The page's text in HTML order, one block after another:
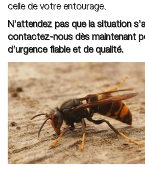
celle de votre entourage.
N’attendez pas que la situation
contactez-nous dès maintenant
d’urgence fiable et de qualité.